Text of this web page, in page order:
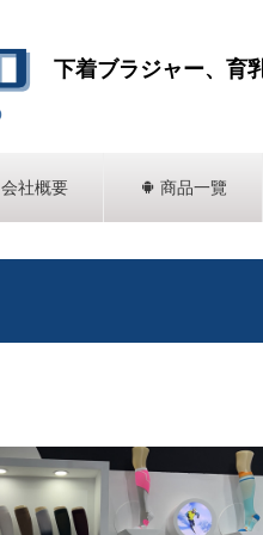
下着ブラジャー、育
会社概要 끒 商品一覽